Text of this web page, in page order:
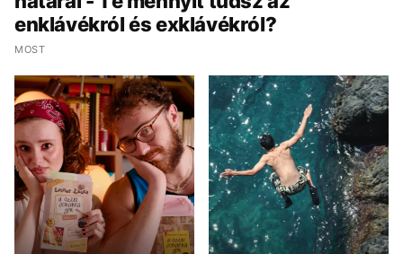
enklávékról és exklávékról?
MOST